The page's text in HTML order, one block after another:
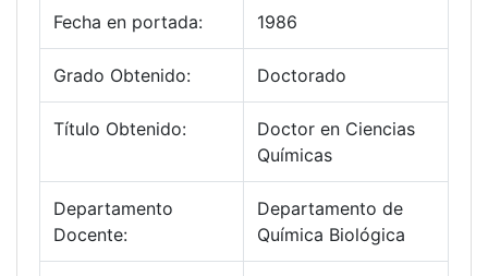
Fecha en portada: 1986
Grado Obtenido: Doctorado
Título Obtenido:
Doctor en Ciencias
Químicas
Departamento
Docente:
Departamento de
Química Biológica